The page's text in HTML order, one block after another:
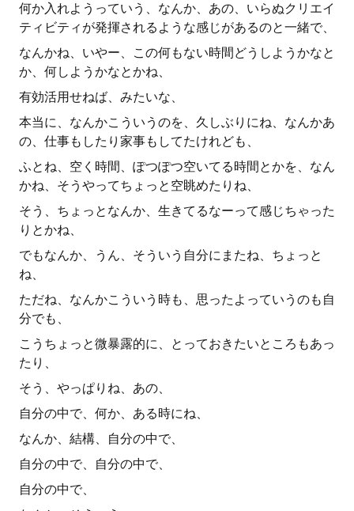
何か入れようっていう、なんか、あの、いらぬクリエイ
ティビティが発揮されるような感じがあるのと一緒で、
なんかね、いやー、この何もない時間どうしようかなと
か、何しようかなとかね、
有効活用せねば、みたいな、
本当に、なんかこういうのを、久しぶりにね、なんかあ
の、仕事もしたり家事もしてたけれども、
ふとね、空く時間、ぽつぽつ空いてる時間とかを、なん
かね、そうやってちょっと空眺めたりね、
そう、ちょっとなんか、生きてるなーって感じちゃった
りとかね、
でもなんか、うん、そういう自分にまたね、ちょっと
ね、
ただね、なんかこういう時も、思ったよっていうのも自
分でも、
こうちょっと微暴露的に、とっておきたいところもあっ
たり、
そう、やっぱりね、あの、
自分の中で、何か、ある時にね、
なんか、結構、自分の中で、
自分の中で、自分の中で、
自分の中で、